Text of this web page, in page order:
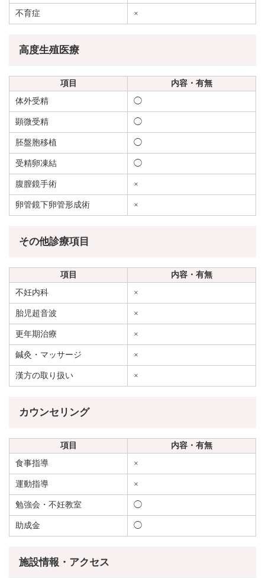
不育症 ×
高度生殖医療
項目
内容・有無
体外受精
◯
顕微受精 ◯
胚盤胞移植 ◯
受精卵凍結 ◯
腹膣鏡手術 ×
卵管鏡下卵管形成術 ×
その他診療項目
項目
内容・有無
不妊内科
×
胎児超音波 ×
更年期治療 ×
鍼灸・マッサージ ×
漢方の取り扱い ×
カウンセリング
項目
内容・有無
食事指導
×
運動指導 ×
勉強会・不妊教室 ◯
助成金 ◯
施設情報・アクセス